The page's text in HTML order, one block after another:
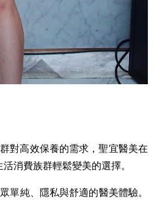
對高效保養的需求，聖宜醫美在
消費族群輕鬆變美的選擇。
單純、隱私與舒適的醫美體驗。